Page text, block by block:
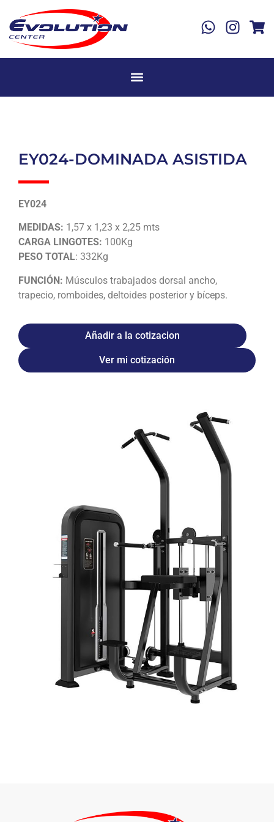
EY024-DOMINADA ASISTIDA
EY024
MEDIDAS: 1,57 x 1,23 x 2,25 mts
CARGA LINGOTES: 100Kg
PESO TOTAL: 332Kg
FUNCIÓN: Músculos trabajados dorsal ancho,
trapecio, romboides, deltoides posterior y bíceps.
Añadir a la cotizacion
Ver mi cotización